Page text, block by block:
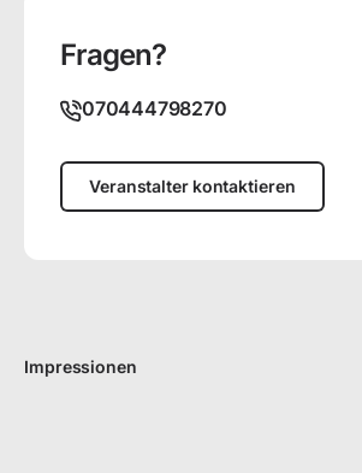
Fragen?
070444798270
Veranstalter kontaktieren
Impressionen